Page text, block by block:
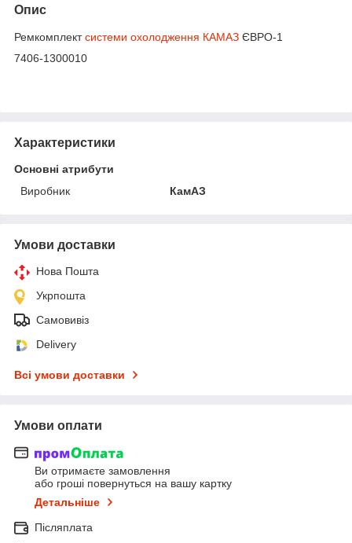
Опис
Ремкомплектсистеми охолодження КАМАЗ ЄВРО-1
7406-1300010
Характеристики
Основні атрибути
Виробник
КамАЗ
Умови доставки
Нова Пошта
Укрпошта
Самовивіз
Delivery
Всі умови доставки
Умови оплати
Ви отримаєте замовлення
або гроші повернуться на вашу картку
Детальніше
Післяплата